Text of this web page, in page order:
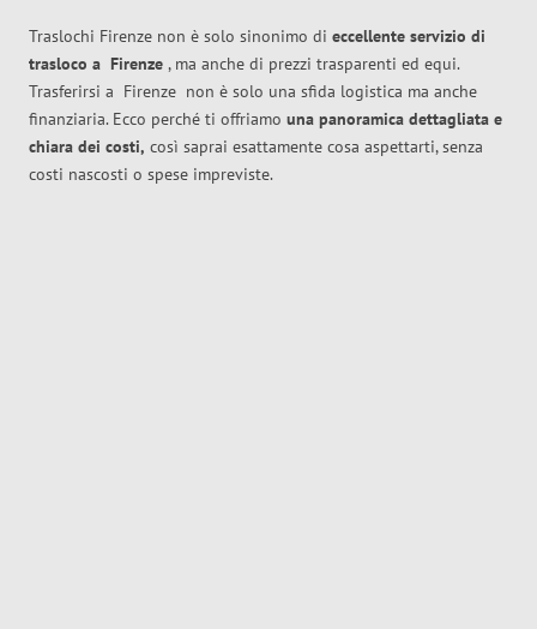
Traslochi Firenze non è solo sinonimo di eccellente servizio di
trasloco a Firenze , ma anche di prezzi trasparenti ed equi.
Trasferirsi a Firenze non è solo una sfida logistica ma anche
finanziaria. Ecco perché ti offriamo una panoramica dettagliata e
chiara dei costi, così saprai esattamente cosa aspettarti, senza
costi nascosti o spese impreviste.